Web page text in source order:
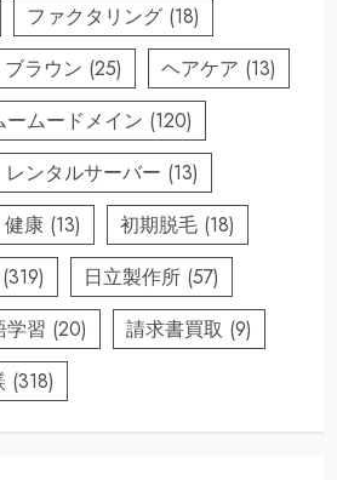
ファクタリング (18)
ブラウン (25) ヘアケア (13)
ームードメイン (120)
レンタルサーバー (13)
健康 (13) 初期脱毛 (18)
(319) 日立製作所 (57)
学習 (20) 請求書買取 (9)
(318)